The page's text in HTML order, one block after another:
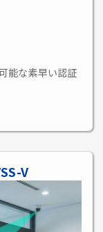
能な素早い認証
V